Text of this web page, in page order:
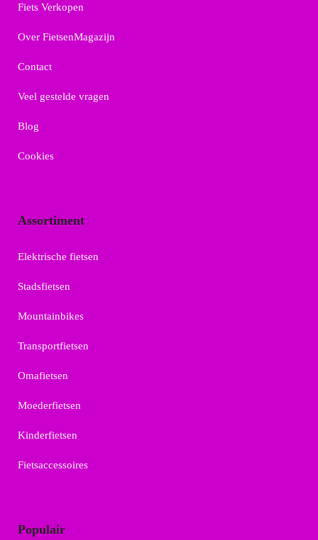
Fiets Verkopen
Over FietsenMagazijn
Contact
Veel gestelde vragen
Blog
Cookies
Assortiment
Elektrische fietsen
Stadsfietsen
Mountainbikes
Transportfietsen
Omafietsen
Moederfietsen
Kinderfietsen
Fietsaccessoires
Populair